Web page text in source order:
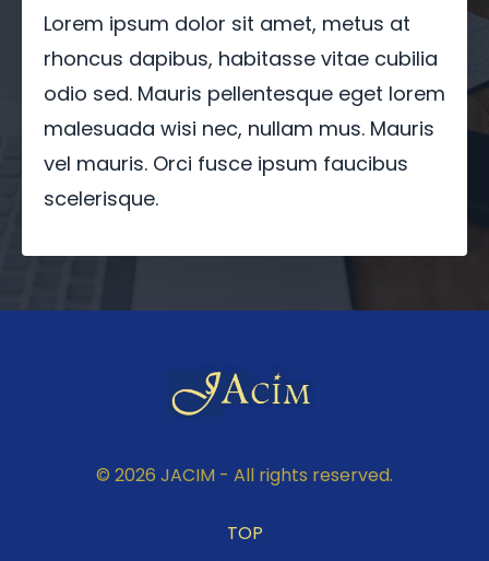
Lorem ipsum dolor sit amet, metus at
rhoncus dapibus, habitasse vitae cubilia
odio sed. Mauris pellentesque eget lorem
malesuada wisi nec, nullam mus. Mauris
vel mauris. Orci fusce ipsum faucibus
scelerisque.
© 2026 JACIM - All rights reserved.
TOP